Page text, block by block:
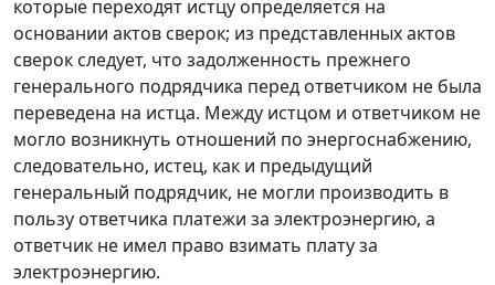
которые переходят истцу определяется на
основании актов сверок; из представленных актов
сверок следует, что задолженность прежнего
генерального подрядчика перед ответчиком не была
переведена на истца. Между истцом и ответчиком не
могло возникнуть отношений по энергоснабжению,
следовательно, истец, как и предыдущий
генеральный подрядчик, не могли производить в
пользу ответчика платежи за электроэнергию, а
ответчик не имел право взимать плату за
электроэнергию.